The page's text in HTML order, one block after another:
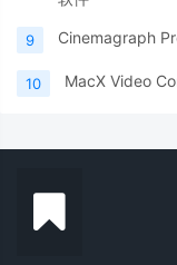
9 Cinemagraph
10 MacX Video